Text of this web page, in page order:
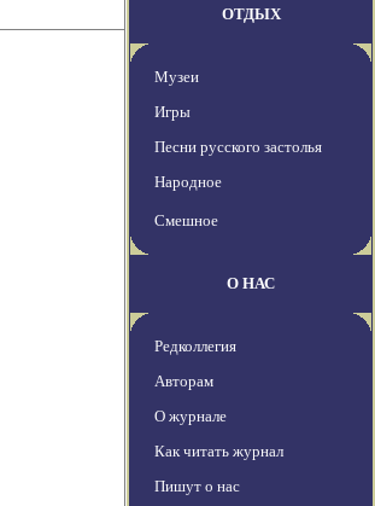
ОТДЫХ
Музеи
Игры
Песни русского застолья
Народное
Смешное
О НАС
Редколлегия
Авторам
О журнале
Как читать журнал
Пишут о нас